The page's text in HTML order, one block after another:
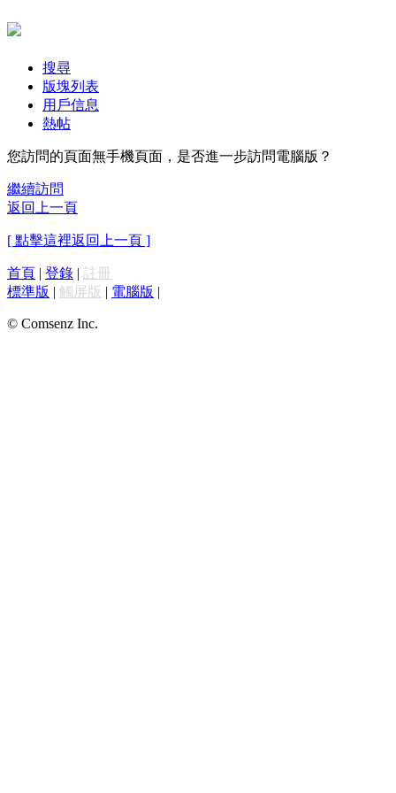
搜尋
版塊列表
用戶信息
熱帖
您訪問的頁面無手機頁面，是否進一步訪問電腦版？
繼續訪問
返回上一頁
[ 點擊這裡返回上一頁 ]
首頁 | 登錄 | 註冊
標準版 | 觸屏版 | 電腦版 |
© Comsenz Inc.